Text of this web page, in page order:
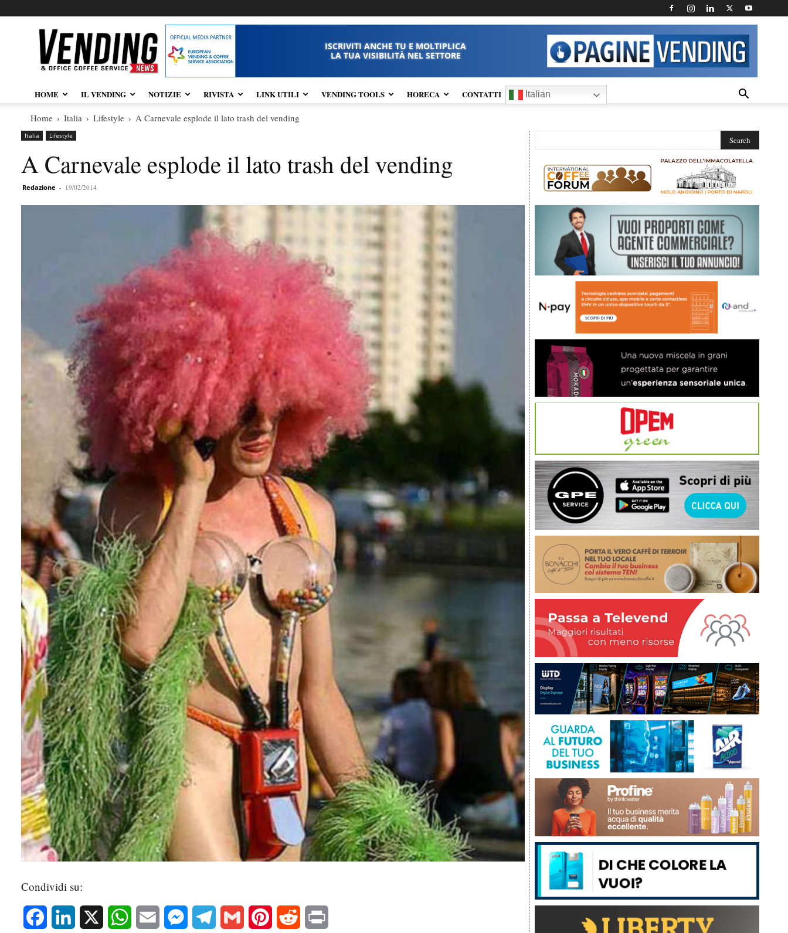
Vendingnews.it
ISCRIVITI ANCHE TU E MOLTIPLICA
LA TUA VISIBILITÀ NEL SETTORE
HOME IL VENDING NOTIZIE RIVISTA LINK UTILI VENDING TOOLS HORECA CONTATTI Italian
Home Italia Lifestyle A Carnevale esplode il lato trash del vending
Italia Lifestyle
A Carnevale esplode il lato trash del vending
Redazione - 19/02/2014
Condividi su:
Facebook LinkedIn WhatsAppEmail MessengerTelegram Gmail Pinterest Reddit